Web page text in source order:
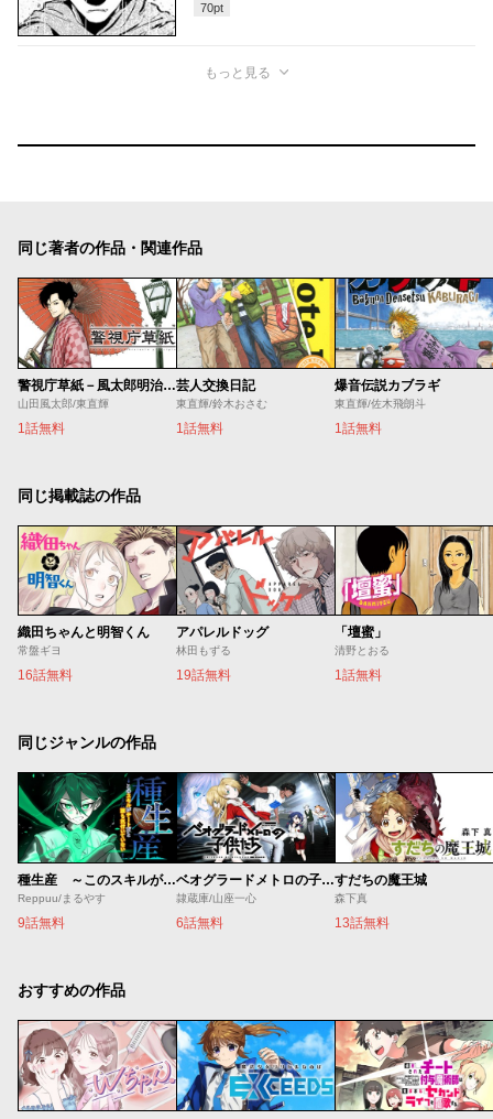
70pt
もっと見る
同じ著者の作品・関連作品
警視庁草紙－風太郎明治劇場－
山田風太郎/東直輝
1話無料
芸人交換日記
東直輝/鈴木おさむ
1話無料
爆音伝説カブラギ
東直輝/佐木飛朗斗
1話無料
同じ掲載誌の作品
織田ちゃんと明智くん
常盤ギヨ
16話無料
アパレルドッグ
林田もずる
19話無料
「壇蜜」
清野とおる
1話無料
同じジャンルの作品
種生産 ～このスキルがチートだとまだ誰も気付いていない～
Reppuu/まるやす
9話無料
ベオグラードメトロの子供たち
隷蔵庫/山座一心
6話無料
すだちの魔王城
森下真
13話無料
おすすめの作品